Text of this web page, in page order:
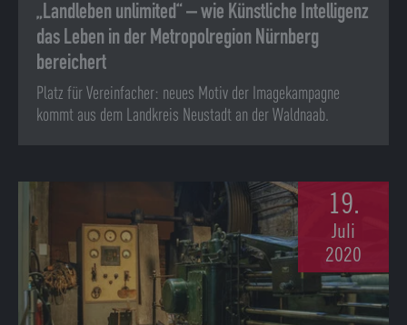
„Landleben unlimited“ – wie Künstliche Intelligenz
das Leben in der Metropolregion Nürnberg
bereichert
Platz für Vereinfacher: neues Motiv der Imagekampagne
kommt aus dem Landkreis Neustadt an der Waldnaab.
19.
Juli
2020